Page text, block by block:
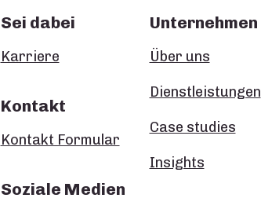
Sei dabei
Karriere
Kontakt
Kontakt Formular
Soziale Medien
Unternehmen
Über uns
Dienstleistungen
Case studies
Insights